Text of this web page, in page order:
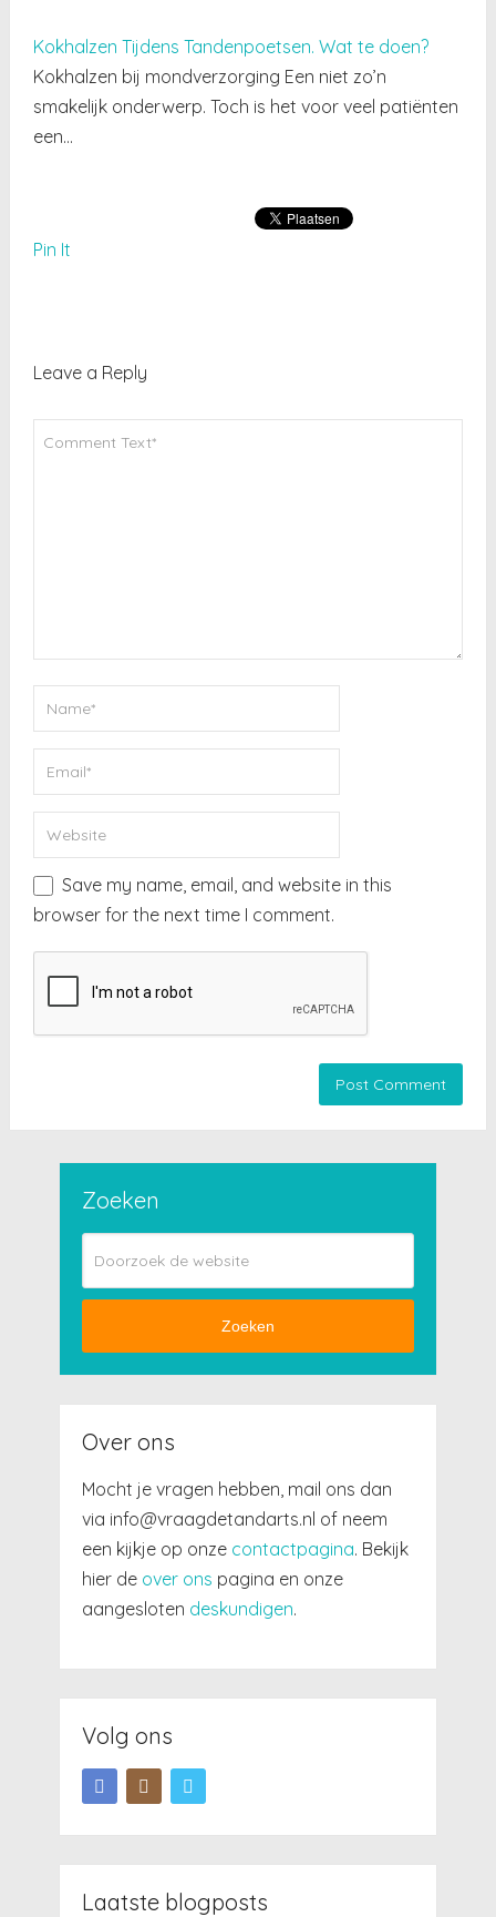
Kokhalzen Tijdens Tandenpoetsen. Wat te doen?
Kokhalzen bij mondverzorging Een niet zo’n
smakelijk onderwerp. Toch is het voor veel patiënten
een…
Pin It
Leave a Reply
Save my name, email, and website in this
browser for the next time I comment.
Zoeken
Zoeken
Over ons
Mocht je vragen hebben, mail ons dan
via info@vraagdetandarts.nl of neem
een kijkje op onze contactpagina. Bekijk
hier de over ons pagina en onze
aangesloten deskundigen.
Volg ons
Laatste blogposts